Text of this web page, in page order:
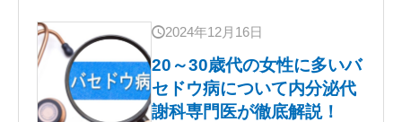
2024年12月16日
20～30歳代の女性に多いバ
セドウ病について内分泌代
謝科専門医が徹底解説！